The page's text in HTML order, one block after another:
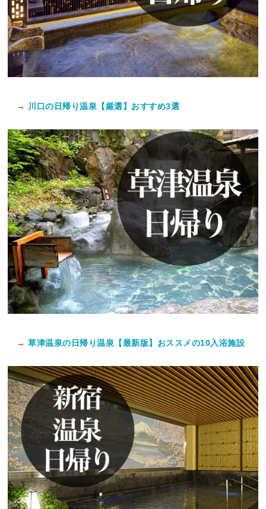
→ 川口の日帰り温泉【厳選】おすすめ3選
→ 草津温泉の日帰り温泉【最新版】おススメの10入浴施設